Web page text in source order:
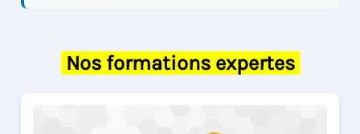
Nos formations expertes